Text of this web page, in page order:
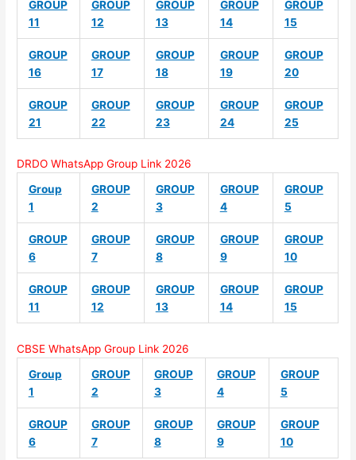
GROUP
11
GROUP
12
GROUP
13
GROUP
14
GROUP
15
GROUP
16
GROUP
17
GROUP
18
GROUP
19
GROUP
20
GROUP
21
GROUP
22
GROUP
23
GROUP
24
GROUP
25
DRDO WhatsApp Group Link 2026
Group
1
GROUP
2
GROUP
3
GROUP
4
GROUP
5
GROUP
6
GROUP
7
GROUP
8
GROUP
9
GROUP
10
GROUP
11
GROUP
12
GROUP
13
GROUP
14
GROUP
15
CBSE WhatsApp Group Link 2026
Group
1
GROUP
2
GROUP
3
GROUP
4
GROUP
5
GROUP
6
GROUP
7
GROUP
8
GROUP
9
GROUP
10